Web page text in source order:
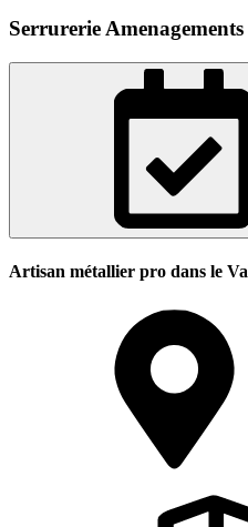
Serrurerie Amenagements
Artisan métallier pro dans le